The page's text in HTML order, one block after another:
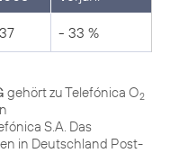
- 33 %
gehört zu Telefónica O2
S.A. Das
in Deutschland Post-